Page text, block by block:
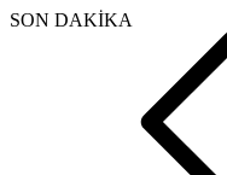
SON DAKİKA